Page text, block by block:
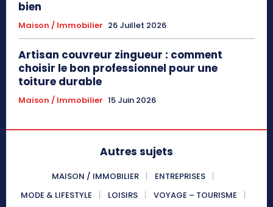
bien
Maison / Immobilier 26 Juillet 2026
Artisan couvreur zingueur : comment
choisir le bon professionnel pour une
toiture durable
Maison / Immobilier 15 Juin 2026
Autres sujets
MAISON / IMMOBILIER
ENTREPRISES
MODE & LIFESTYLE
LOISIRS
VOYAGE – TOURISME